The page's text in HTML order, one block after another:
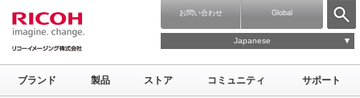
お問い合わせ Global
Japanese
ブランド 製品 ストア コミュニティ サポート